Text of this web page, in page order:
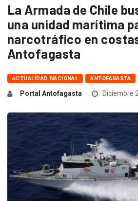
La Armada de Chile
una unidad marítima
narcotráfico en
Antofagasta
ACTUALIDAD NACIONAL ANTOFAGASTA
Portal Antofagasta Diciembre